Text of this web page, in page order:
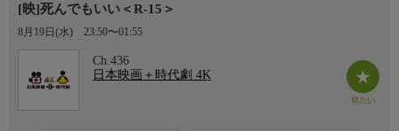
[映]死んでもいい＜R-15＞
8月19日(水) 23:50〜01:55
Ch.436
日本映画＋時代劇 4K